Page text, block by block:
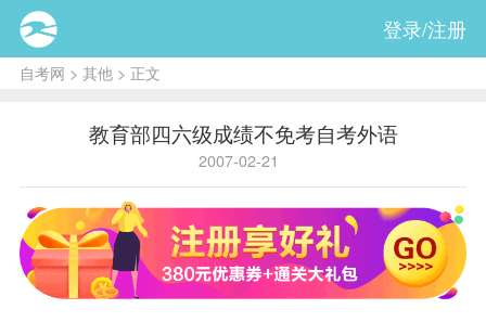
登录/注册
自考网 > 其他 > 正文
教育部四六级成绩不免考自考外语
2007-02-21